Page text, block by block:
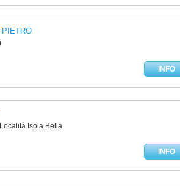
INFO
Isola Bella
INFO